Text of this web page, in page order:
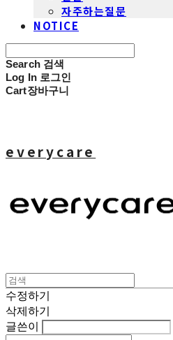
자주하는질문
NOTICE
Search 검색
Log In 로그인
Cart장바구니
everycare
수정하기
삭제하기
글쓴이